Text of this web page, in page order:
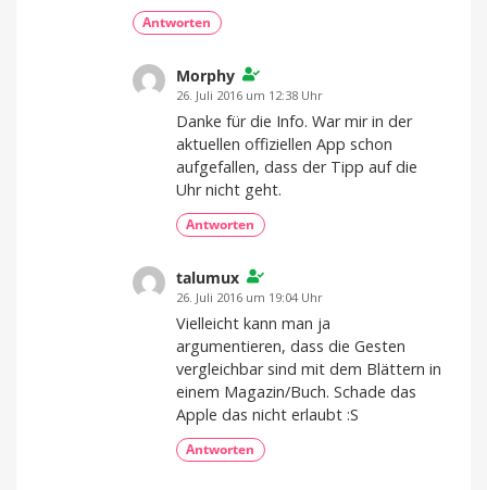
Antworten
Morphy
26. Juli 2016 um 12:38 Uhr
Danke für die Info. War mir in der
aktuellen offiziellen App schon
aufgefallen, dass der Tipp auf die
Uhr nicht geht.
Antworten
talumux
26. Juli 2016 um 19:04 Uhr
Vielleicht kann man ja
argumentieren, dass die Gesten
vergleichbar sind mit dem Blättern in
einem Magazin/Buch. Schade das
Apple das nicht erlaubt :S
Antworten